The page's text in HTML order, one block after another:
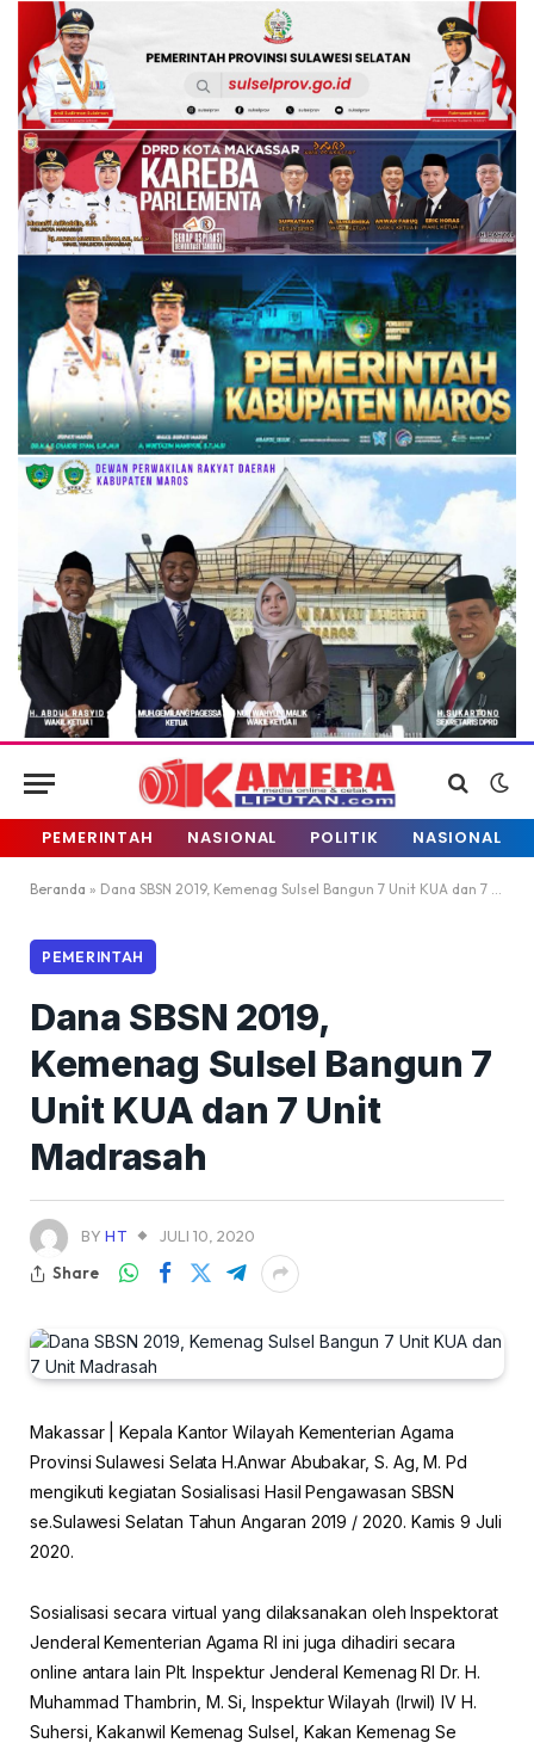
PEMERINTAH NASIONAL POLITIK NASIONAL
Beranda » Dana SBSN 2019, Kemenag Sulsel Bangun 7 Unit KUA dan 7 Unit Madrasah
PEMERINTAH
Dana SBSN 2019,
Kemenag Sulsel Bangun 7
Unit KUA dan 7 Unit
Madrasah
BY HT
JULI 10, 2020
Share
Makassar | Kepala Kantor Wilayah Kementerian Agama
Provinsi Sulawesi Selata H.Anwar Abubakar, S. Ag, M. Pd
mengikuti kegiatan Sosialisasi Hasil Pengawasan SBSN
se.Sulawesi Selatan Tahun Angaran 2019 / 2020. Kamis 9 Juli
2020.
Sosialisasi secara virtual yang dilaksanakan oleh Inspektorat
Jenderal Kementerian Agama RI ini juga dihadiri secara
online antara lain Plt. Inspektur Jenderal Kemenag RI Dr. H.
Muhammad Thambrin, M. Si, Inspektur Wilayah (Irwil) IV H.
Suhersi, Kakanwil Kemenag Sulsel, Kakan Kemenag Se